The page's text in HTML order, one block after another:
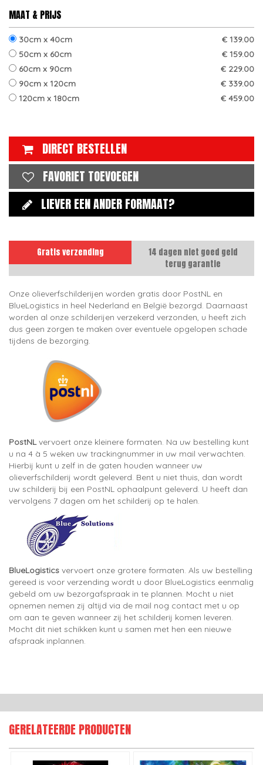
MAAT & PRIJS
30cm x 40cm
€ 139.00
50cm x 60cm
€ 159.00
60cm x 90cm
€ 229.00
90cm x 120cm
€ 339.00
120cm x 180cm
€ 459.00
DIRECT BESTELLEN
FAVORIET TOEVOEGEN
LIEVER EEN ANDER FORMAAT?
Gratis verzending
14 dagen niet goed geld
terug garantie
Onze olieverfschilderijen worden gratis door PostNL en
BlueLogistics in heel Nederland en België bezorgd. Daarnaast
worden al onze schilderijen verzekerd verzonden, u heeft zich
dus geen zorgen te maken over eventuele opgelopen schade
tijdens de bezorging.
PostNLvervoert onze kleinere formaten. Na uw bestelling kunt
u na 4 à 5 weken uw trackingnummer in uw mail verwachten.
Hierbij kunt u zelf in de gaten houden wanneer uw
olieverfschilderij wordt geleverd. Bent u niet thuis, dan wordt
uw schilderij bij een PostNL ophaalpunt geleverd. U heeft dan
vervolgens 7 dagen om het schilderij op te halen.
BlueLogistics vervoert onze grotere formaten. Als uw bestelling
gereed is voor verzending wordt u door BlueLogistics eenmalig
gebeld om uw bezorgafspraak in te plannen. Mocht u niet
opnemen nemen zij altijd via de mail nog contact met u op
om aan te geven wanneer zij het schilderij komen leveren.
Mocht dit niet schikken kunt u samen met hen een nieuwe
afspraak inplannen.
GERELATEERDE PRODUCTEN